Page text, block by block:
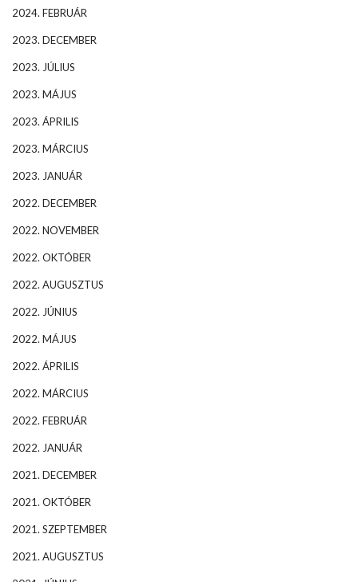
2024. FEBRUÁR
2023. DECEMBER
2023. JÚLIUS
2023. MÁJUS
2023. ÁPRILIS
2023. MÁRCIUS
2023. JANUÁR
2022. DECEMBER
2022. NOVEMBER
2022. OKTÓBER
2022. AUGUSZTUS
2022. JÚNIUS
2022. MÁJUS
2022. ÁPRILIS
2022. MÁRCIUS
2022. FEBRUÁR
2022. JANUÁR
2021. DECEMBER
2021. OKTÓBER
2021. SZEPTEMBER
2021. AUGUSZTUS